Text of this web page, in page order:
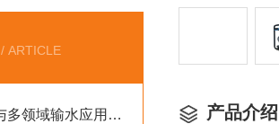
/ ARTICLE
自吸泵的结构原理与多领域输水应用探析 产品介绍